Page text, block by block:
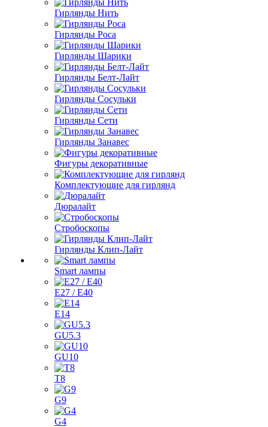
Гирлянды Нить
Гирлянды Роса
Гирлянды Шарики
Гирлянды Белт-Лайт
Гирлянды Сосульки
Гирлянды Сети
Гирлянды Занавес
Фигуры декоративные
Комплектующие для гирлянд
Дюралайт
Стробоскопы
Гирлянды Клип-Лайт
Smart лампы
E27 / E40
E14
GU5.3
GU10
T8
G9
G4